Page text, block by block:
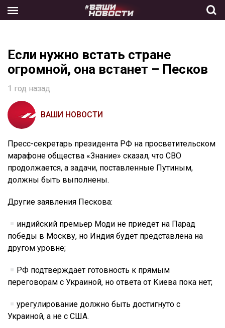
the
Если нужно встать стране
огромной, она встанет – Песков
1 год назад
ВАШИ НОВОСТИ
Пресс-секретарь президента РФ на просветительском
марафоне общества «Знание» сказал, что СВО
продолжается, а задачи, поставленные Путиным,
должны быть выполнены.
Другие заявления Пескова:
индийский премьер Моди не приедет на Парад
победы в Москву, но Индия будет представлена на
другом уровне;
РФ подтверждает готовность к прямым
переговорам с Украиной, но ответа от Киева пока нет;
урегулирование должно быть достигнуто с
Украиной, а не с США.